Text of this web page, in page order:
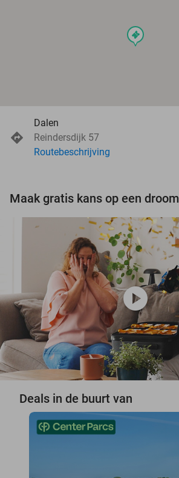
events
Dalen
Reindersdijk 57
Routebeschrijving
play_circle
Deals in de buurt van